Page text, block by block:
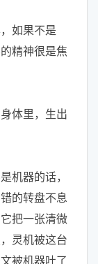
如果不是
精神很是焦
体里，生出
机器的话，
的转盘不息
把一张清微
灵机被这台
被机器吐了